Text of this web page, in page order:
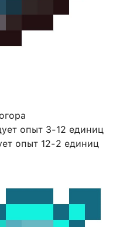
опыт 3-12 единиц
опыт 12-2 единиц